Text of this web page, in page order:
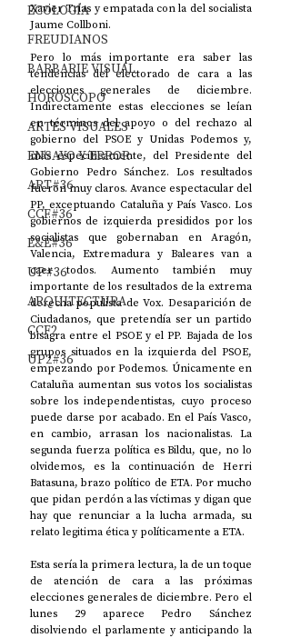
ECOLOGÍA
FREUDIANOS
BARBARIE VISUAL
HORÓSCOPO
ARTES VISUALES
ENSAYO Y ERROR
ART#36
CCF#36
E&E#36
UP#36
ARQUITECTURA
CCF2
UP2#36
Xavier Trías y empatada con la del socialista
Jaume Collboni.
Pero lo más importante era saber las
tendencias del electorado de cara a las
elecciones generales de diciembre.
Indirectamente estas elecciones se leían
en términos del apoyo o del rechazo al
gobierno del PSOE y Unidas Podemos y,
más específicamente, del Presidente del
Gobierno Pedro Sánchez. Los resultados
fueron muy claros. Avance espectacular del
PP, exceptuando Cataluña y País Vasco. Los
gobiernos de izquierda presididos por los
socialistas que gobernaban en Aragón,
Valencia, Extremadura y Baleares van a
caer todos. Aumento también muy
importante de los resultados de la extrema
derecha populista de Vox. Desaparición de
Ciudadanos, que pretendía ser un partido
bisagra entre el PSOE y el PP. Bajada de los
grupos situados en la izquierda del PSOE,
empezando por Podemos. Únicamente en
Cataluña aumentan sus votos los socialistas
sobre los independentistas, cuyo proceso
puede darse por acabado. En el País Vasco,
en cambio, arrasan los nacionalistas. La
segunda fuerza política es Bildu, que, no lo
olvidemos, es la continuación de Herri
Batasuna, brazo político de ETA. Por mucho
que pidan perdón a las víctimas y digan que
hay que renunciar a la lucha armada, su
relato legitima ética y políticamente a ETA.
Esta sería la primera lectura, la de un toque
de atención de cara a las próximas
elecciones generales de diciembre. Pero el
lunes 29 aparece Pedro Sánchez
disolviendo el parlamente y anticipando la